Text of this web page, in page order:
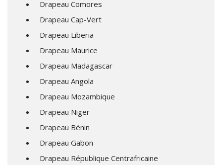
Drapeau Comores
Drapeau Cap-Vert
Drapeau Liberia
Drapeau Maurice
Drapeau Madagascar
Drapeau Angola
Drapeau Mozambique
Drapeau Niger
Drapeau Bénin
Drapeau Gabon
Drapeau République Centrafricaine